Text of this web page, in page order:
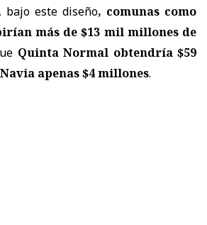
bajo este diseño, comunas como
más de $13 mil millones de
Quinta Normal obtendría $59
apenas $4 millones.